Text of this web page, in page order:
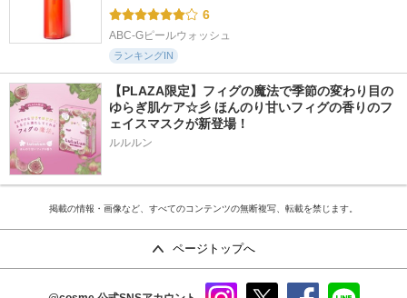
6
ABC-Gピールウォッシュ
ランキングIN
【PLAZA限定】フィグの魔法で季節の変わり目の
ゆらぎ肌ケア☆彡 ほんのり甘いフィグの香りのフ
ェイスマスクが新登場！
ルルルン
掲載の情報・画像など、すべてのコンテンツの無断複写、転載を禁じます。
ページトップへ